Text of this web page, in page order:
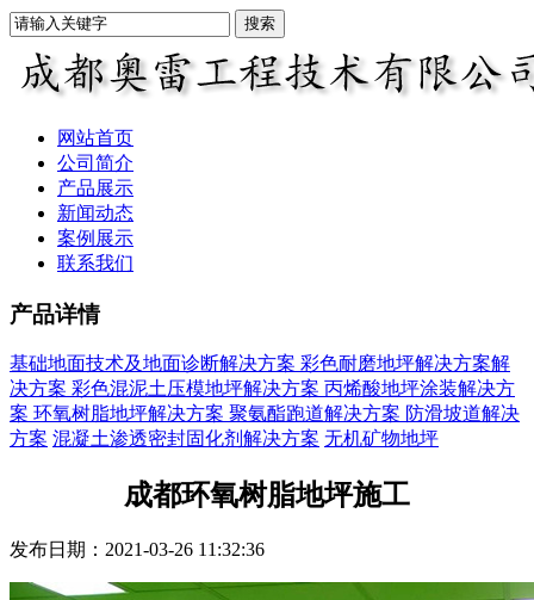
网站首页
公司简介
产品展示
新闻动态
案例展示
联系我们
产品详情
基础地面技术及地面诊断解决方案 彩色耐磨地坪解决方案解
决方案 彩色混泥土压模地坪解决方案 丙烯酸地坪涂装解决方
案 环氧树脂地坪解决方案 聚氨酯跑道解决方案 防滑坡道解决
方案 混凝土渗透密封固化剂解决方案 无机矿物地坪
成都环氧树脂地坪施工
发布日期：2021-03-26 11:32:36